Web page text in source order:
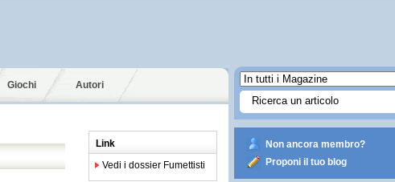
Giochi Autori
Link
Vedi i dossier Fumettisti
Non ancora membro?
Proponi il tuo blog